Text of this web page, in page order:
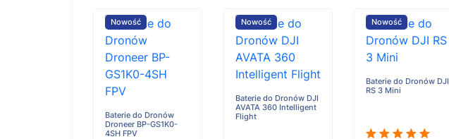
Nowość
Baterie do Dronów
Droneer BP-GS1K0-
4SH FPV
Nowość
Baterie do Dronów DJI
AVATA 360 Intelligent
Flight
Nowość
Baterie do Dronów DJI
RS 3 Mini